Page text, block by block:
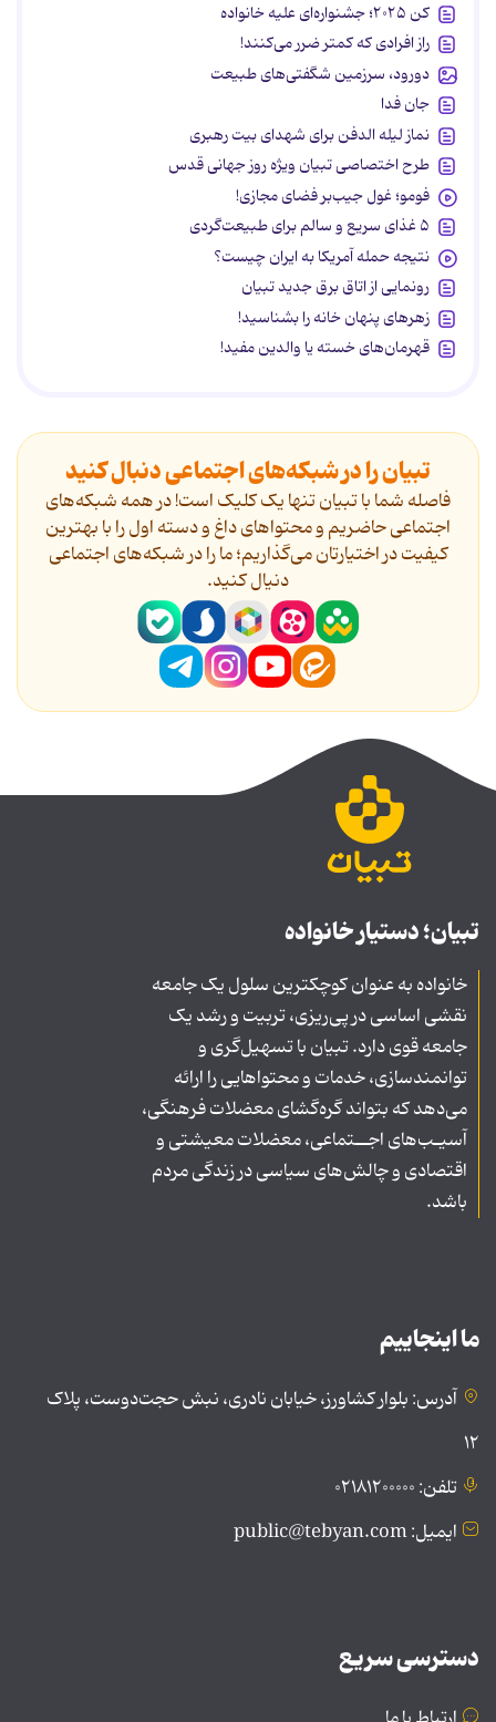
کن ۲۰۲۵؛ جشنواره‌ای علیه خانواده
راز افرادی که کمتر ضرر می‌کنند!
دورود، سرزمین شگفتی‌های طبیعت
جان فدا
نماز لیله الدفن برای شهدای بیت رهبری
طرح اختصاصی تبیان ویژه روز جهانی قدس
فومو؛ غول جیب‌بر فضای مجازی!
۵ غذای سریع و سالم برای طبیعت‌گردی
نتیجه حمله آمریکا به ایران چیست؟
رونمایی از اتاق برق جدید تبیان
زهرهای پنهان خانه را بشناسید!
قهرمان‌های خسته یا والدین مفید!
تبیان را در شبکه‌های اجتماعی دنبال کنید
فاصله شما با تبیان تنها یک کلیک است! در همه شبکه‌های
اجتماعی حاضریم و محتواهای داغ و دسته اول را با بهترین
کیفیت در اختیارتان می‌گذاریم؛ ما را در شبکه‌های اجتماعی
دنیال کنید.
تبیان؛ دستیار خانواده
خانواده به عنوان کوچکترین سلول یک جامعه
نقشی اساسی در پی‌ریزی، تربیت و رشد یک
جامعه قوی دارد. تبیان با تسهیل‌گری و
توانمندسازی، خدمات و محتواهایی را ارائه
می‌دهد که بتواند گره‌گشای معضلات فرهنگی،
آسیـب‌های اجــتماعی، معضلات معیشتی و
اقتصادی و چالش‌های سیاسی در زندگی مردم
باشد.
ما اینجاییم
آدرس: بلوار کشاورز، خیابان نادری، نبش حجت‌دوست، پلاک
۱۲
تلفن: ۰۲۱۸۱۲۰۰۰۰۰
ایمیل: public@tebyan.com
دسترسی سریع